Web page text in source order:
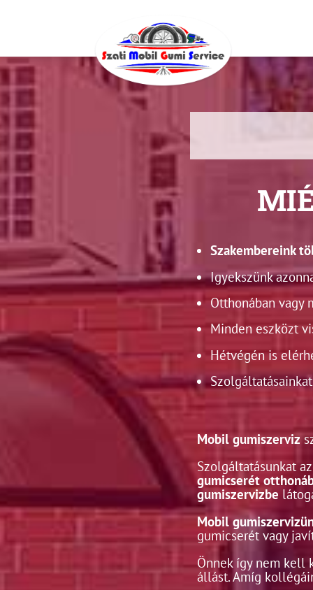
Szakembereink
Igyekszünk
Otthonában vagy
Minden eszközt
Hétvégén is
Mobil gumiszerviz
Szolgáltatásunkat
gumicserét
gumiszervizbe
Mobil
gumicserét vagy
Önnek így nem kell
állást. Amíg